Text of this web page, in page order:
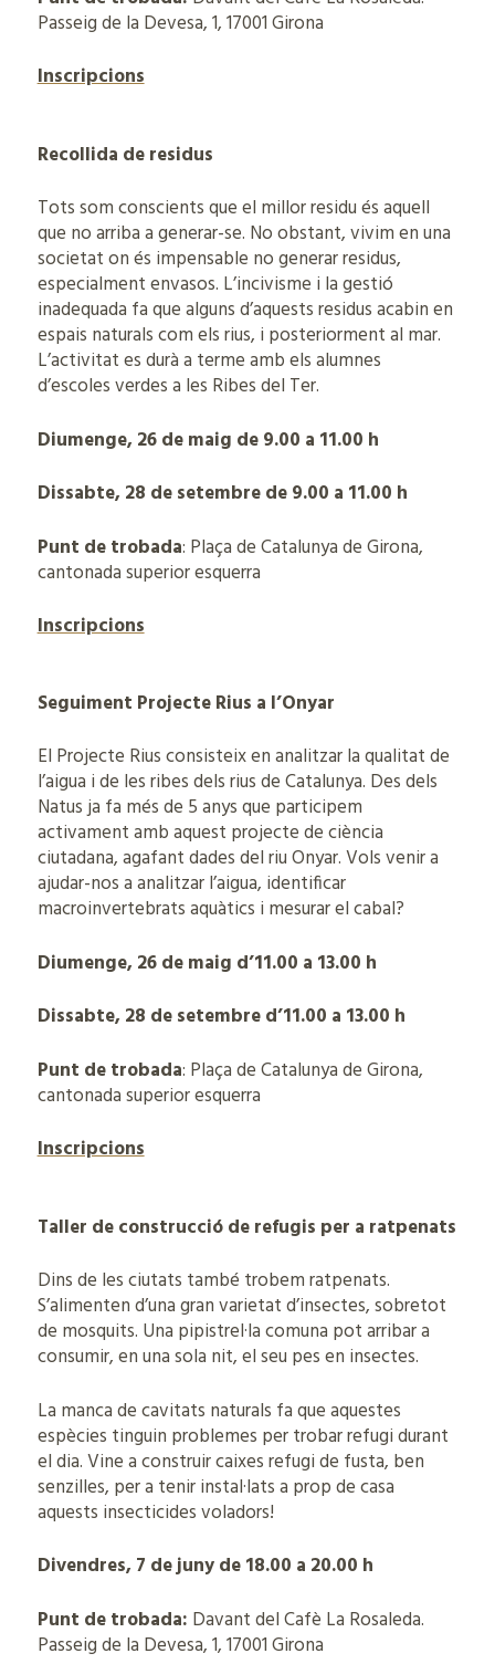
Passeig de la Devesa, 1, 17001 Girona
Inscripcions
Recollida de residus
Tots som conscients que el millor residu és aquell
que no arriba a generar-se. No obstant, vivim en una
societat on és impensable no generar residus,
especialment envasos. L’incivisme i la gestió
inadequada fa que alguns d’aquests residus acabin en
espais naturals com els rius, i posteriorment al mar.
L’activitat es durà a terme amb els alumnes
d’escoles verdes a les Ribes del Ter.
Diumenge, 26 de maig de 9.00 a 11.00 h
Dissabte, 28 de setembre de 9.00 a 11.00 h
Punt de trobada: Plaça de Catalunya de Girona,
cantonada superior esquerra
Inscripcions
Seguiment Projecte Rius a l’Onyar
El Projecte Rius consisteix en analitzar la qualitat de
l’aigua i de les ribes dels rius de Catalunya. Des dels
Natus ja fa més de 5 anys que participem
activament amb aquest projecte de ciència
ciutadana, agafant dades del riu Onyar. Vols venir a
ajudar-nos a analitzar l’aigua, identificar
macroinvertebrats aquàtics i mesurar el cabal?
Diumenge, 26 de maig d’11.00 a 13.00 h
Dissabte, 28 de setembre d’11.00 a 13.00 h
Punt de trobada: Plaça de Catalunya de Girona,
cantonada superior esquerra
Inscripcions
Taller de construcció de refugis per a ratpenats
Dins de les ciutats també trobem ratpenats.
S’alimenten d’una gran varietat d’insectes, sobretot
de mosquits. Una pipistrel·la comuna pot arribar a
consumir, en una sola nit, el seu pes en insectes.
La manca de cavitats naturals fa que aquestes
espècies tinguin problemes per trobar refugi durant
el dia. Vine a construir caixes refugi de fusta, ben
senzilles, per a tenir instal·lats a prop de casa
aquests insecticides voladors!
Divendres, 7 de juny de 18.00 a 20.00 h
Punt de trobada: Davant del Cafè La Rosaleda.
Passeig de la Devesa, 1, 17001 Girona